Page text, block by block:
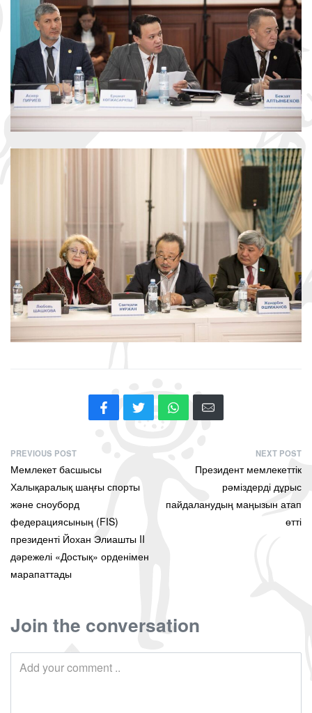
PREVIOUS POST
Мемлекет басшысы
Халықаралық шаңғы спорты
және сноуборд
федерациясының (FIS)
президенті Йохан Элиашты II
дәрежелі «Достық» орденімен
марапаттады
NEXT POST
Президент мемлекеттік
рәміздерді дұрыс
пайдаланудың маңызын атап
өтті
Join the conversation